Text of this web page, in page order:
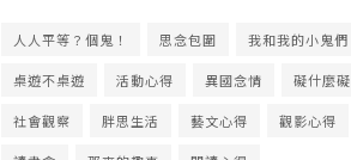
人人平等？個鬼！ 思念包圍 我和我的小鬼們
桌遊不桌遊 活動心得 異國念情 礙什麼礙
社會觀察 胖思生活 藝文心得 觀影心得